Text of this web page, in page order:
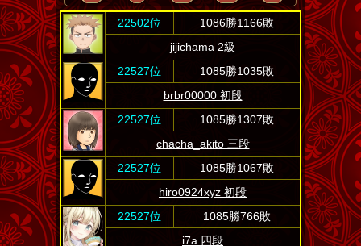
22502位
1086勝1166敗
jijichama 2級
22527位
1085勝1035敗
brbr00000 初段
22527位
1085勝1307敗
chacha_akito 三段
22527位
1085勝1067敗
hiro0924xyz 初段
22527位
1085勝766敗
i7a 四段